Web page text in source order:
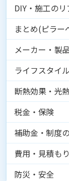
DIY・施工のリ
まとめ(ピラー
メーカー・製
ライフスタイル
断熱効果・光
税金・保険
補助金・制度
費用・見積も
防災・安全